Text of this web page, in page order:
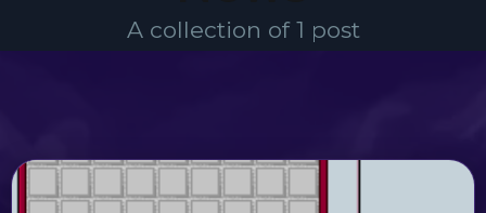
A collection of 1 post